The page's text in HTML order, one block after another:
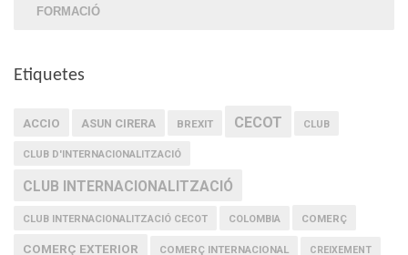
FORMACIÓ
Etiquetes
ACCIO ASUN CIRERA BREXIT CECOT CLUB
CLUB D'INTERNACIONALITZACIÓ
CLUB INTERNACIONALITZACIÓ
CLUB INTERNACIONALITZACIÓ CECOT COLOMBIA COMERÇ
COMERÇ EXTERIOR COMERÇ INTERNACIONAL CREIXEMENT